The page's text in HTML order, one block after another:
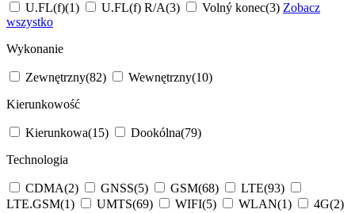
U.FL(f)(1) U.FL(f) R/A(3) Volný konec(3) Zobacz
wszystko
Wykonanie
Zewnętrzny(82) Wewnętrzny(10)
Kierunkowość
Kierunkowa(15) Dookólna(79)
Technologia
CDMA(2) GNSS(5) GSM(68) LTE(93)
LTE.GSM(1) UMTS(69) WIFI(5) WLAN(1) 4G(2)